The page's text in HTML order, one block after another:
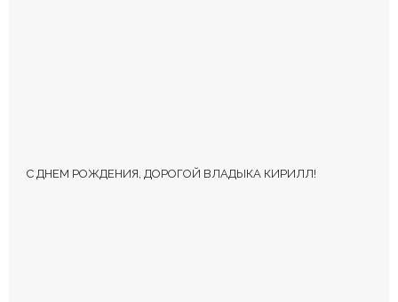
С ДНЕМ РОЖДЕНИЯ, ДОРОГОЙ ВЛАДЫКА КИРИЛЛ!